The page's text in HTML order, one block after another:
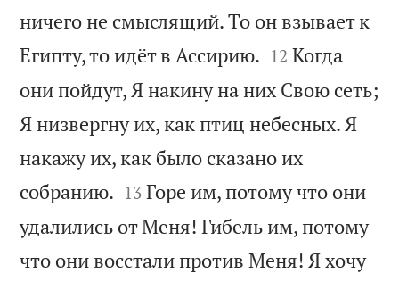
ничего не смыслящий. То он взывает к
Египту, то идёт в Ассирию. 

12 Когда
они пойдут, Я накину на них Свою сеть;
Я низвергну их, как птиц небесных. Я
накажу их, как было сказано их
собранию. 

13 Горе им, потому что они
удалились от Меня! Гибель им, потому
что они восстали против Меня! Я хочу